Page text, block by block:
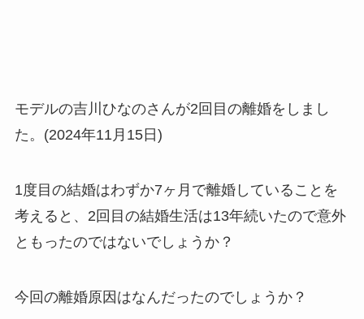
モデルの吉川ひなのさんが2回目の離婚をしまし
た。(2024年11月15日)
1度目の結婚はわずか7ヶ月で離婚していることを
考えると、2回目の結婚生活は13年続いたので意外
ともったのではないでしょうか？
今回の離婚原因はなんだったのでしょうか？